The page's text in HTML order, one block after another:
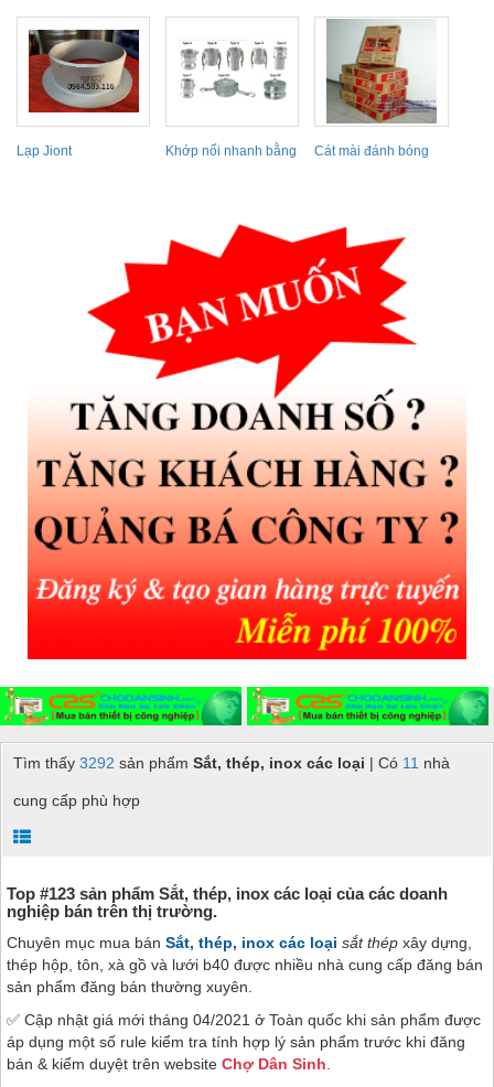
Lạp Jiont
Khớp nối nhanh bằng
Cát mài đánh bóng
Tìm thấy 3292 sản phẩm Sắt, thép, inox các loại | Có 11 nhà
cung cấp phù hợp
Top #123 sản phẩm Sắt, thép, inox các loại của các doanh
nghiệp bán trên thị trường.
Chuyên mục mua bán Sắt, thép, inox các loại sắt thép xây dựng,
thép hộp, tôn, xà gồ và lưới b40 được nhiều nhà cung cấp đăng bán
sản phẩm đăng bán thường xuyên.
✅ Cập nhật giá mới tháng 04/2021 ở Toàn quốc khi sản phẩm được
áp dụng một số rule kiểm tra tính hợp lý sản phẩm trước khi đăng
bán & kiểm duyệt trên website Chợ Dân Sinh.